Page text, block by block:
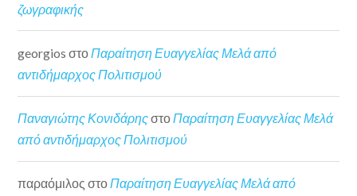
ζωγραφικής
georgios στοΠαραίτηση Ευαγγελίας Μελά από
αντιδήμαρχος Πολιτισμού
Παναγιώτης ΚονιδάρηςστοΠαραίτηση Ευαγγελίας Μελά
από αντιδήμαρχος Πολιτισμού
παραόμιλος στοΠαραίτηση Ευαγγελίας Μελά από